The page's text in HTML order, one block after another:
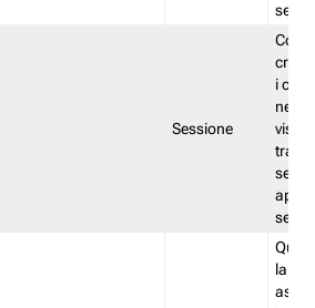
Sessione
i
nel
la